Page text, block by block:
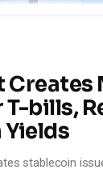
Creates
T-bills,
stablecoin